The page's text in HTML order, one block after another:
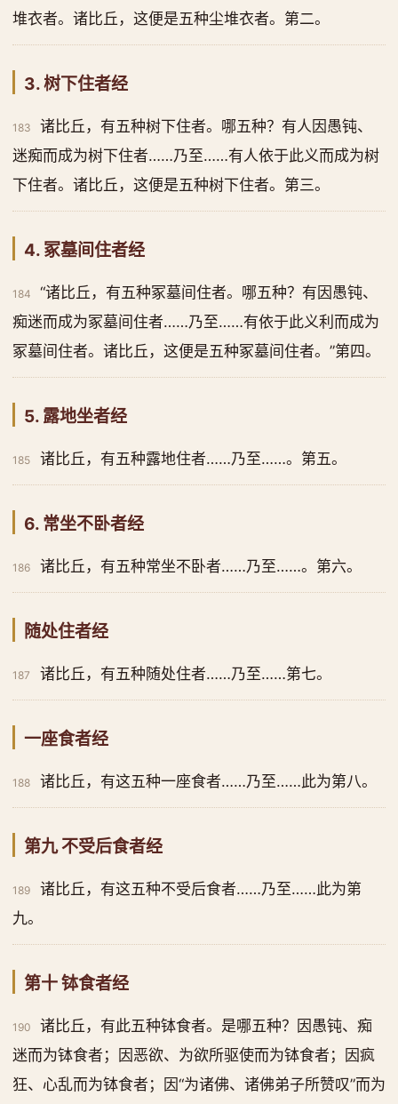
堆衣者。诸比丘，这便是五种尘堆衣者。第二。
3. 树下住者经
183
诸比丘，有五种树下住者。哪五种？有人因愚钝、
迷痴而成为树下住者……乃至……有人依于此义而成为树
下住者。诸比丘，这便是五种树下住者。第三。
4. 冢墓间住者经
184
“诸比丘，有五种冢墓间住者。哪五种？有因愚钝、
痴迷而成为冢墓间住者……乃至……有依于此义利而成为
冢墓间住者。诸比丘，这便是五种冢墓间住者。”第四。
5. 露地坐者经
185 诸比丘，有五种露地住者……乃至……。第五。
6. 常坐不卧者经
186 诸比丘，有五种常坐不卧者……乃至……。第六。
随处住者经
187 诸比丘，有五种随处住者……乃至……第七。
一座食者经
188 诸比丘，有这五种一座食者……乃至……此为第八。
第九 不受后食者经
189
诸比丘，有这五种不受后食者……乃至……此为第
九。
第十 钵食者经
190
诸比丘，有此五种钵食者。是哪五种？因愚钝、痴
迷而为钵食者；因恶欲、为欲所驱使而为钵食者；因疯
狂、心乱而为钵食者；因“为诸佛、诸佛弟子所赞叹”而为